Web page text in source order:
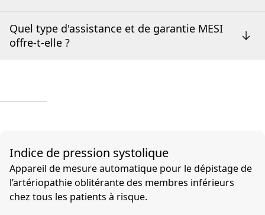
Quel type d'assistance et de garantie MESI
offre-t-elle ?
Indice de pression systolique
Appareil de mesure automatique pour le dépistage de
l’artériopathie oblitérante des membres inférieurs
chez tous les patients à risque.